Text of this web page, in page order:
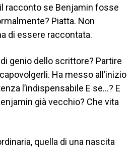
racconto se Benjamin fosse
Piatta. Non
di essere raccontata.
genio dello scrittore? Partire
Ha messo all’inizio
l’indispensabile E se…? E
già vecchio? Che vita
quella di una nascita